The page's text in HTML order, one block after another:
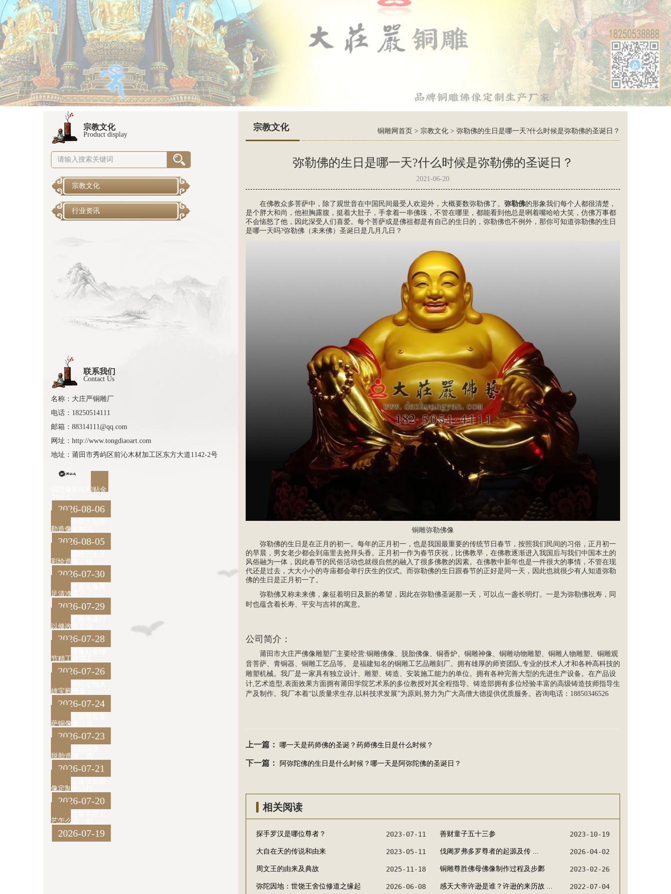
宗教文化
Product display
宗教文化
行业资讯
联系我们
Contact Us
名称：大庄严铜雕厂
电话：18250514111
邮箱：88314111@qq.com
网址：http://www.tongdiaoart.com
地址：莆田市秀屿区前沁木材加工区东方大道1142-2号
铜造像彩绘和贴金
2026-08-06
勒造像定制完 ...
2026-08-05
彩绘造像｜传 ...
2026-07-30
足清净庄严， ...
2026-07-29
以修改造型细 ...
2026-07-28
节精工处理工 ...
2026-07-26
雄宝殿佛像， ...
2026-07-24
萨铜像要注意 ...
2026-07-23
脱胎造像，底 ...
2026-07-21
像定制全流程 ...
2026-07-20
艺怎么选，彩 ...
2026-07-19
宗教文化 铜雕网首页 > 宗教文化 > 弥勒佛的生日是哪一天?什么时候是弥勒佛的圣诞日？
弥勒佛的生日是哪一天?什么时候是弥勒佛的圣诞日？
2021-06-20
在佛教众多菩萨中，除了观世音在中国民间最受人欢迎外，大概要数弥勒佛了。 弥勒佛的形象我们每个人都很清楚，
是个胖大和尚，他袒胸露腹，挺着大肚子，手拿着一串佛珠，不管在哪里，都能看到他总是咧着嘴哈哈大笑，仿佛万事都
不会恼怒了他，因此深受人们喜爱。每个菩萨或是佛祖都是有自己的生日的，弥勒佛也不例外，那你可知道弥勒佛的生日
是哪一天吗?弥勒佛（未来佛）圣诞日是几月几日？
铜雕弥勒佛像
弥勒佛的生日是在正月的初一。每年的正月初一，也是我国最重要的传统节日春节，按照我们民间的习俗，正月初一
的早晨，男女老少都会到庙里去抢拜头香。正月初一作为春节庆祝，比佛教早，在佛教逐渐进入我国后与我们中国本土的
风俗融为一体，因此春节的民俗活动也就很自然的融入了很多佛教的因素。在佛教中新年也是一件很大的事情，不管在现
代还是过去，大大小小的寺庙都会举行庆生的仪式。而弥勒佛的生日跟春节的正好是同一天，因此也就很少有人知道弥勒
佛的生日是正月初一了。
弥勒佛又称未来佛，象征着明日及新的希望，因此在弥勒佛圣诞那一天，可以点一盏长明灯。一是为弥勒佛祝寿，同
时也蕴含着长寿、平安与吉祥的寓意。
公司简介 ：
莆田市大庄严佛像雕塑厂主要经营:铜雕佛像、脱胎佛像、铜香炉、铜雕神像、铜雕动物雕塑、铜雕人物雕塑、 铜雕观
音菩萨、青铜器、 铜雕工艺品等。 是福建知名的铜雕工艺品雕刻厂。拥有雄厚的师资团队,专业的技术人才和各种高科技的
雕塑机械。我厂是一家具有独立设计、雕塑、铸造、安装施工能力的单位。拥有各种完善大型的先进生产设备。在产品设
计,艺术造型,表面效果方面拥有莆田学院艺术系的多位教授对其全程指导。铸造部拥有多位经验丰富的高级铸造技师指导生
产及制作。我厂本着“以质量求生存,以科技求发展”为原则,努力为广大高僧大德提供优质服务。咨询电话：18850346526
上一篇： 哪一天是药师佛的圣诞？药师佛生日是什么时候？
下一篇： 阿弥陀佛的生日是什么时候？哪一天是阿弥陀佛的圣诞日？
相关阅读
探手罗汉是哪位尊者？ 2023-07-11 善财童子五十三参 2023-10-19
大自在天的传说和由来 2023-05-11 ‌伐阇罗弗多罗尊者‌的起源及传 ... 2026-04-02
周文王的由来及典故 2025-11-18 铜雕尊胜佛母佛像制作过程及步鄹 2023-02-26
弥陀因地：世饶王舍位修道之缘起 2026-06-08 感天大帝许逊是谁？许逊的来历故 ... 2022-07-04